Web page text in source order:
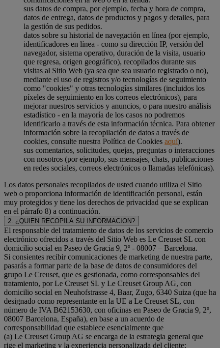
sus datos de compra, por ejemplo, fecha y hora de compra,
datos de entrega, datos de productos y pagos y detalles, para
la gestión de sus pedidos.
datos sobre su historial de navegación en línea (por ejemplo,
identificadores en línea - como su dirección IP, versión del
navegador, sistema operativo, duración de la visita, usuario
que regresa, origen geográfico), recopilados durante sus
visitas al Sitio Web (ya sea que sea usuario registrado o no),
mediante el uso de registros y/o tecnologías de seguimiento
como "cookies" y otras tecnologías similares (incluidos los
píxeles de seguimiento en los correos electrónicos), para
mejorar nuestros servicios y anuncios, o para nuestro análisis
estadístico - en la mayoría de los casos no podremos
identificarlo a través de esta información técnica. Para obtener
información sobre la recopilación de datos a través de
cookies, consulte nuestra Política de Cookies aquí).
sus comentarios, solicitudes, quejas, preguntas o interacciones
con nosotros (por ejemplo, sus mensajes, chats, publicaciones
en redes sociales, correos electrónicos o llamadas telefónicas).
Los datos personales recopilados de usted cuando utiliza el Sitio
web o proporciona información de identificación personal, están
muy protegidos y tiene los derechos de privacidad que se explican
en el párrafo 8) a continuación.
2. ¿QUIEN RECOPILA SU INFORMACION?
El responsable del tratamiento de datos de los servicios de comercio
electrónico ofrecidos a través del Sitio Web es Le Creuset SL con
domicilio social en Paseo de Gracia 9, 2º - 08007 – Barcelona.
Si consientes recibir comunicaciones de marketing de nuestra parte,
pasarás a formar parte de la base de datos de consumidores del
grupo Le Creuset, que es gestionada, como corresponsables del
tratamiento, por Le Creuset SL y Le Creuset Group AG, con
domicilio social en Neuhofstrasse 4, Baar, Zugo, 6340 Suiza (que ha
designado como representante en la UE a Le Creuset SL, con
número de IVA B62153630, con oficinas en Paseo de Gracia 9, 2º,
08007 Barcelona, España), en base a un acuerdo de
corresponsabilidad que establece esencialmente que
(a) Le Creuset Group AG se encarga de la estrategia general que
rige el marketing y la experiencia personalizada del cliente;